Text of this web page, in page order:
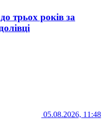
трьох років за
05.08.2026, 11:48